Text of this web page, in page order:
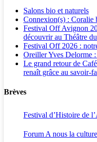
Salons bio et naturels
Connexion(s) : Coralie
Festival Off Avignon
découvrir au Théâtre
Festival Off 2026 :
Oreiller Yves Delorme
Le grand retour de
renaît grâce au savoir-
Brèves
Festival d’Histoire de
Forum A nous la culture